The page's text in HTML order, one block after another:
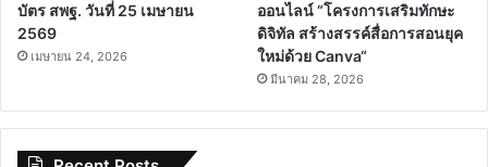
บัตร สพฐ. วันที่ 25 เมษายน
2569
เมษายน 24, 2026
ออนไลน์ “โครงการเสริมทักษะ
ดิจิทัล สร้างสรรค์สื่อการสอนยุค
ใหม่ด้วย Canva“
มีนาคม 28, 2026